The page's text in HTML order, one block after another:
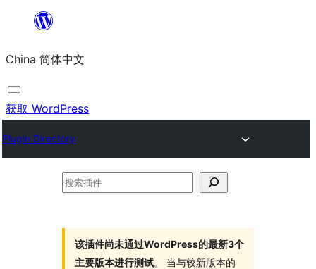
内
容
China 简体中文
获取 WordPress
Plugin Directory
搜
该插件尚未通过WordPress的最新3个
主要版本进行测试。 当与较新版本的